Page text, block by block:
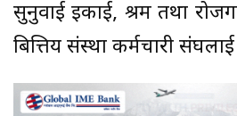
सुनुवाई इकाई, श्रम तथा
बित्तिय संस्था कर्मचारी